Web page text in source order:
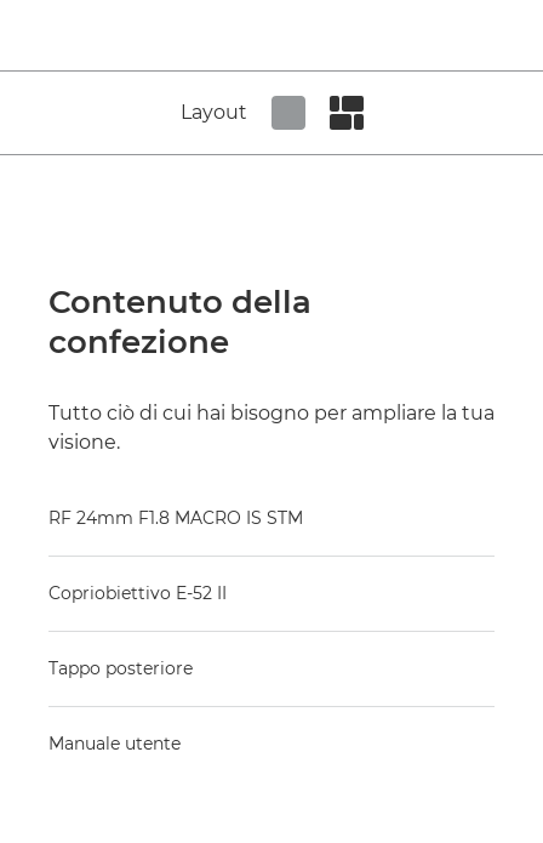
Layout
Contenuto della
confezione
Tutto ciò di cui hai bisogno per ampliare la tua
visione.
RF 24mm F1.8 MACRO IS STM
Copriobiettivo E-52 II
Tappo posteriore
Manuale utente